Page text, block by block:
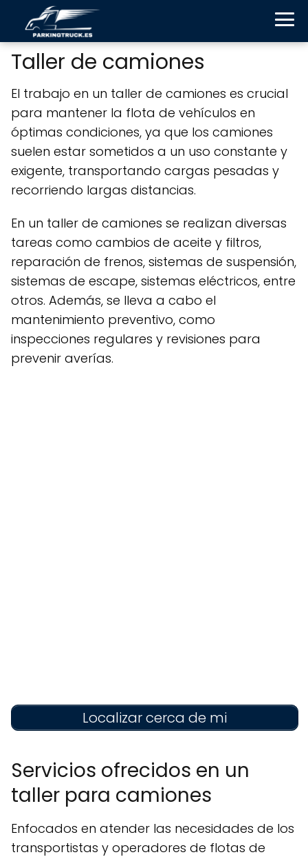
Taller de camiones
El trabajo en un taller de camiones es crucial
para mantener la flota de vehículos en
óptimas condiciones, ya que los camiones
suelen estar sometidos a un uso constante y
exigente, transportando cargas pesadas y
recorriendo largas distancias.
En un taller de camiones se realizan diversas
tareas como cambios de aceite y filtros,
reparación de frenos, sistemas de suspensión,
sistemas de escape, sistemas eléctricos, entre
otros. Además, se lleva a cabo el
mantenimiento preventivo, como
inspecciones regulares y revisiones para
prevenir averías.
Localizar cerca de mi
Servicios ofrecidos en un
taller para camiones
Enfocados en atender las necesidades de los
transportistas y operadores de flotas de